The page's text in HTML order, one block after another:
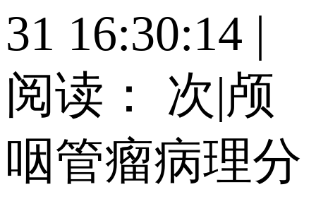
31 16:30:14 |
阅读： 次|颅
咽管瘤病理分